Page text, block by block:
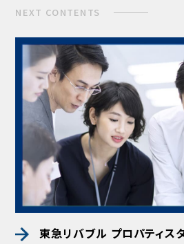
NEXT CONTENTS
東急リバブル プロパティス